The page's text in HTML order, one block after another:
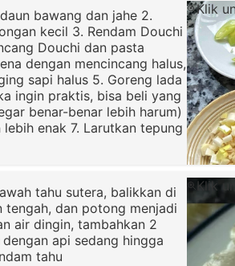
bawang dan jahe 2.
kecil 3. Rendam Douchi
Douchi dan pasta
dengan mencincang halus,
sapi halus 5. Goreng lada
ingin praktis, bisa beli yang
benar-benar lebih harum)
enak 7. Larutkan tepung
Klik
tahu sutera, balikkan di
dan potong menjadi
air dingin, tambahkan 2
api sedang hingga
tahu
Klik